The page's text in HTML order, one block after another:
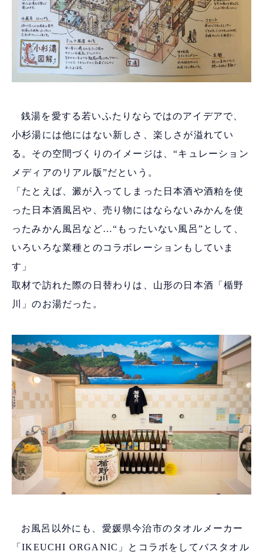
銭湯を愛する若いふたりならではのアイデアで、
小杉湯には他にはない新しさ、楽しさが溢れてい
る。その空間づくりのイメージは、“キュレーション
メディアのリアル版”だという。
「たとえば、澱が入ってしまった日本酒や酒粕を使
った日本酒風呂や、売り物にはならないみかんを使
ったみかん風呂など…“もったいない風呂”として、
いろいろな業種とのコラボレーションもしていま
す」
取材で訪れた際の日替わりは、山形の日本酒「楯野
川」のお湯だった。
お風呂以外にも、愛媛県今治市のタオルメーカー
「IKEUCHI ORGANIC」とコラボをしてバスタオル